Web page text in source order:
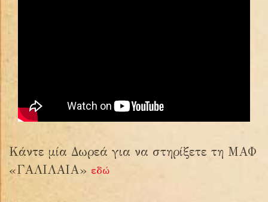
Κάντε μία Δωρεά για να στηρίξετε τη ΜΑΦ
«ΓΑΛΙΛΑΙΑ» εδώ